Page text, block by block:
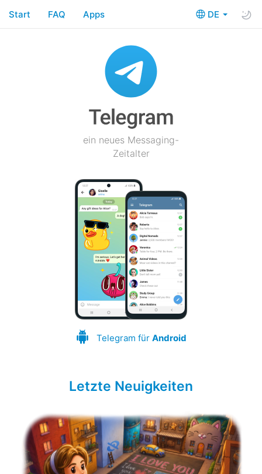
DE
Start FAQ Apps
ein neues Messaging-
Zeitalter
Telegram für Android
Letzte Neuigkeiten